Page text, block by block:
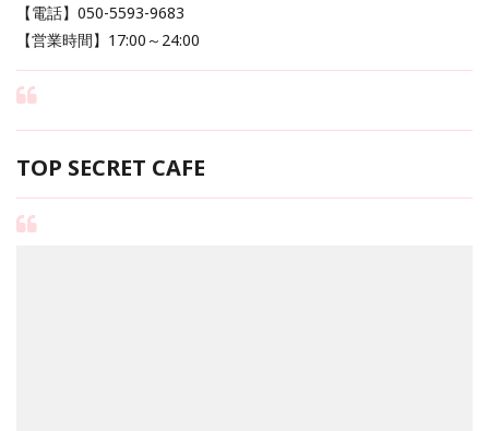
【電話】050-5593-9683
【営業時間】17:00～24:00
TOP SECRET CAFE